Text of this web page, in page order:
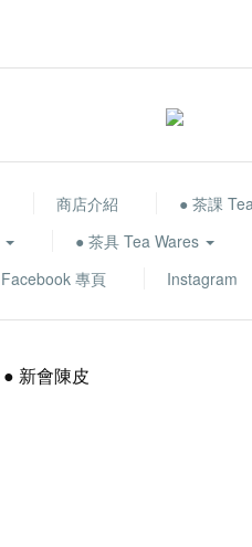
商店介紹 ● 茶課
● 茶具 Tea Wares
Facebook 專頁 Instagram
● 新會陳皮